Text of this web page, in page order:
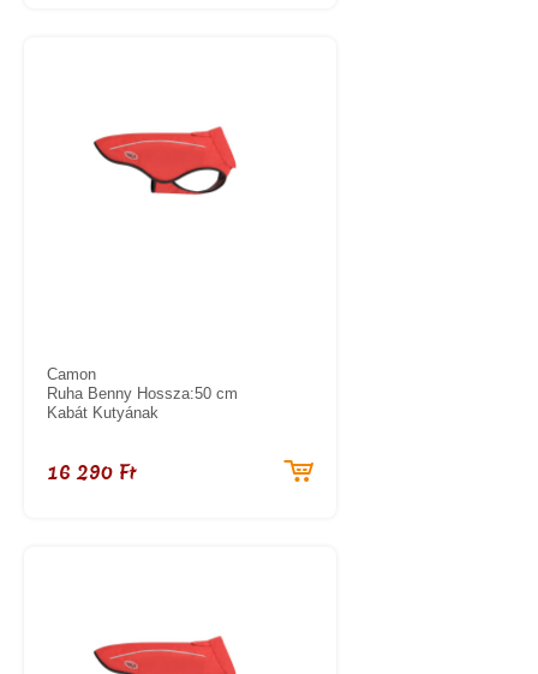
Camon
Ruha Benny Hossza:50 cm
Kabát Kutyának
16 290 Ft